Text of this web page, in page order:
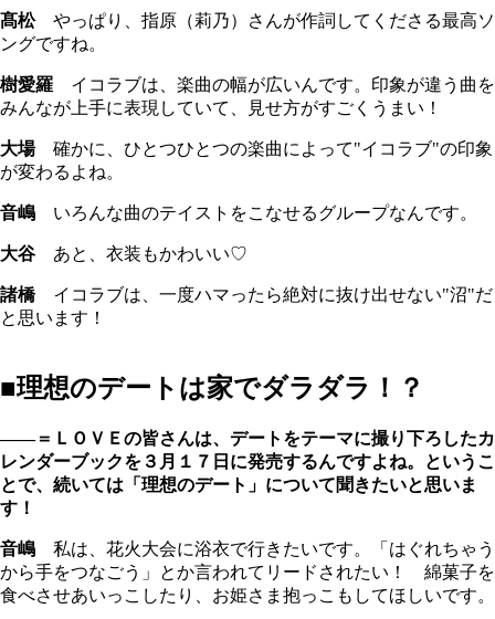
髙松やっぱり、指原（莉乃）さんが作詞してくださる最高ソ
ングですね。
樹愛羅 イコラブは、楽曲の幅が広いんです。印象が違う曲を
みんなが上手に表現していて、見せ方がすごくうまい！
大場確かに、ひとつひとつの楽曲によって"イコラブ"の印象
が変わるよね。
音嶋 いろんな曲のテイストをこなせるグループなんです。
大谷 あと、衣装もかわいい♡
諸橋イコラブは、一度ハマったら絶対に抜け出せない"沼"だ
と思います！
■理想のデートは家でダラダラ！？
――＝ＬＯＶＥの皆さんは、デートをテーマに撮り下ろしたカ
レンダーブックを３月１７日に発売するんですよね。というこ
とで、続いては「理想のデート」について聞きたいと思いま
す！
音嶋 私は、花火大会に浴衣で行きたいです。「はぐれちゃう
から手をつなごう」とか言われてリードされたい！ 綿菓子を
食べさせあいっこしたり、お姫さま抱っこもしてほしいです。